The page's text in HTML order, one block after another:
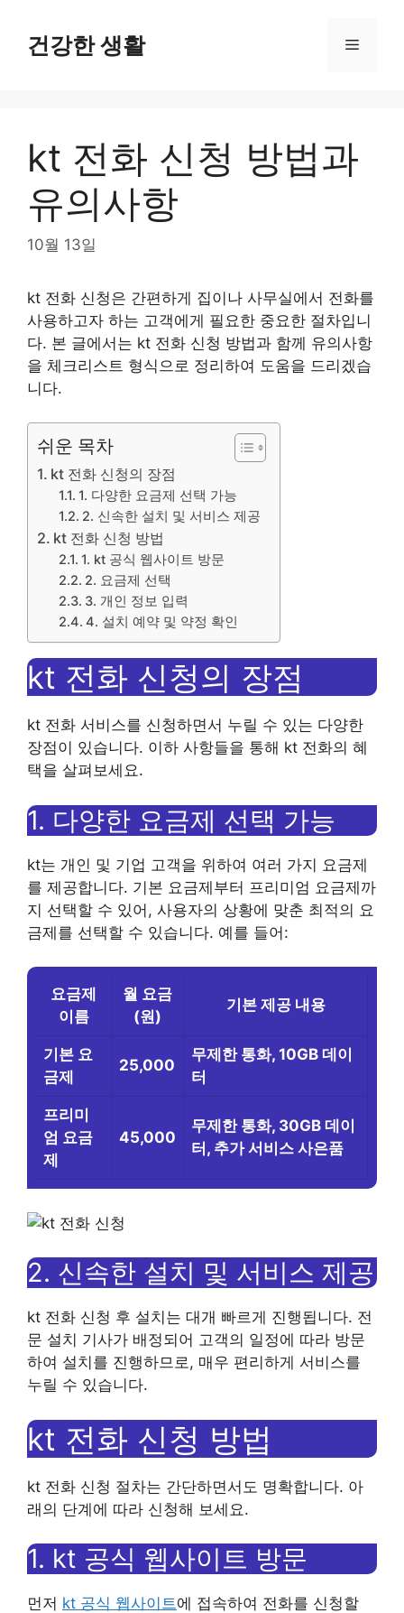
content건강한 생활 Menu
kt 전화 신청 방법과
유의사항
10월 13일
kt 전화 신청은 간편하게 집이나 사무실에서 전화를
사용하고자 하는 고객에게 필요한 중요한 절차입니
다. 본 글에서는 kt 전화 신청 방법과 함께 유의사항
을 체크리스트 형식으로 정리하여 도움을 드리겠습
니다.
쉬운 목차
kt 전화 신청의 장점
1. 다양한 요금제 선택 가능
2. 신속한 설치 및 서비스 제공
kt 전화 신청 방법
1. kt 공식 웹사이트 방문
2. 요금제 선택
3. 개인 정보 입력
4. 설치 예약 및 약정 확인
kt 전화 신청의 장점
kt 전화 서비스를 신청하면서 누릴 수 있는 다양한
장점이 있습니다. 이하 사항들을 통해 kt 전화의 혜
택을 살펴보세요.
1. 다양한 요금제 선택 가능
kt는 개인 및 기업 고객을 위하여 여러 가지 요금제
를 제공합니다. 기본 요금제부터 프리미엄 요금제까
지 선택할 수 있어, 사용자의 상황에 맞춘 최적의 요
금제를 선택할 수 있습니다. 예를 들어:
요금제
이름
월 요금
(원)
기본 제공 내용
기본 요
금제
25,000
무제한 통화, 10GB 데이
터
프리미
엄 요금
제
45,000
무제한 통화, 30GB 데이
터, 추가 서비스 사은품
2. 신속한 설치 및 서비스 제공
kt 전화 신청 후 설치는 대개 빠르게 진행됩니다. 전
문 설치 기사가 배정되어 고객의 일정에 따라 방문
하여 설치를 진행하므로, 매우 편리하게 서비스를
누릴 수 있습니다.
kt 전화 신청 방법
kt 전화 신청 절차는 간단하면서도 명확합니다. 아
래의 단계에 따라 신청해 보세요.
1. kt 공식 웹사이트 방문
먼저 kt 공식 웹사이트에 접속하여 전화를 신청할